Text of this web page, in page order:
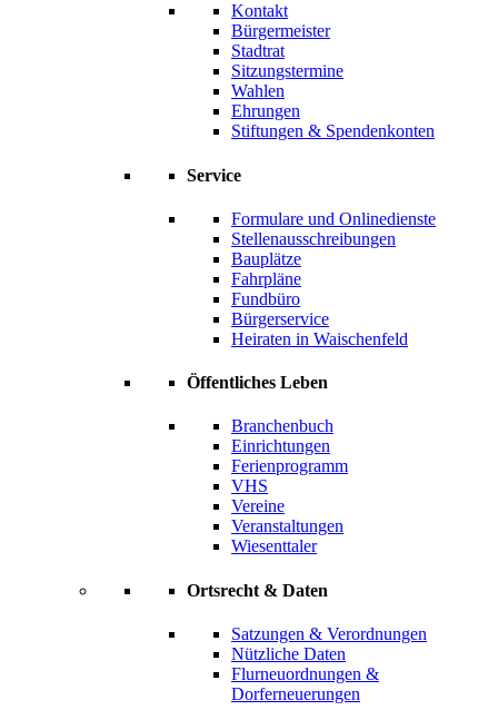
Kontakt
Bürgermeister
Stadtrat
Sitzungstermine
Wahlen
Ehrungen
Stiftungen & Spendenkonten
Service
Formulare und Onlinedienste
Stellenausschreibungen
Bauplätze
Fahrpläne
Fundbüro
Bürgerservice
Heiraten in Waischenfeld
Öffentliches Leben
Branchenbuch
Einrichtungen
Ferienprogramm
VHS
Vereine
Veranstaltungen
Wiesenttaler
Ortsrecht & Daten
Satzungen & Verordnungen
Nützliche Daten
Flurneuordnungen &
Dorferneuerungen